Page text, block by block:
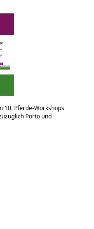
10. Pferde-Workshops
Porto und